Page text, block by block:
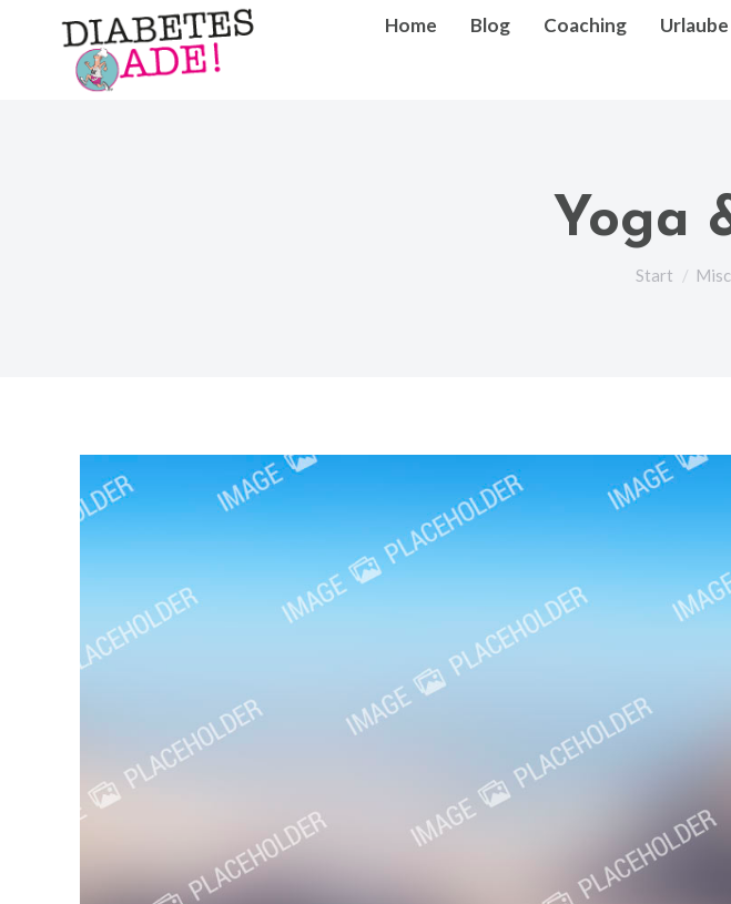
Home Blog Coaching Urlaube
Yoga
Sie
Start Misc